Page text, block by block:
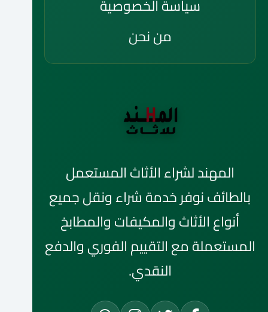
سياسة الخصوصية
من نحن
المهند لشراء الأثاث المستعمل
بالطائف نوفر خدمة شراء ونقل جميع
أنواع الأثاث والمكيفات والمطابخ
المستعملة مع التقييم الفوري والدفع
النقدي.